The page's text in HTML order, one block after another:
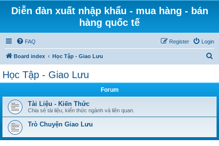
Diễn đàn xuất nhập khẩu - mua hàng - bán
hàng quốc tế
FAQ Login
Register
Board index Học Tập - Giao Lưu
Học Tập - Giao Lưu
Forum
Tài Liệu - Kiến Thức
Chia sẻ tài liệu, kiến thức ngành và liên quan.
Trò Chuyện Giao Lưu